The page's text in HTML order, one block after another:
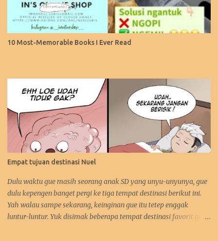
10 Most-Memorable Books I Ever Read
Empat tujuan destinasi Nuel
Dulu waktu gue masih seorang anak SD yang unyu-unyunya, gue
dulu kepengen banget pergi ke tiga tempat destinasi berikut ini.
Yah walau sampe sekarang, keinginan gue itu tetep enggak
luntur-luntur. Yuk disimak beberapa tempat destinasi favorit gue.